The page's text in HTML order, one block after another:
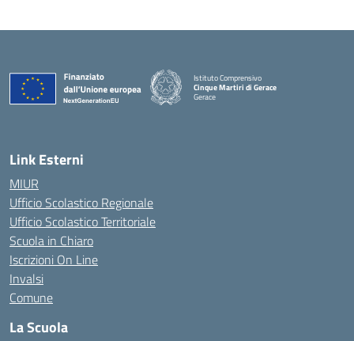
Istituto Comprensivo
Cinque Martiri di Gerace
Gerace
Link Esterni
MIUR
Ufficio Scolastico Regionale
Ufficio Scolastico Territoriale
Scuola in Chiaro
Iscrizioni On Line
Invalsi
Comune
La Scuola